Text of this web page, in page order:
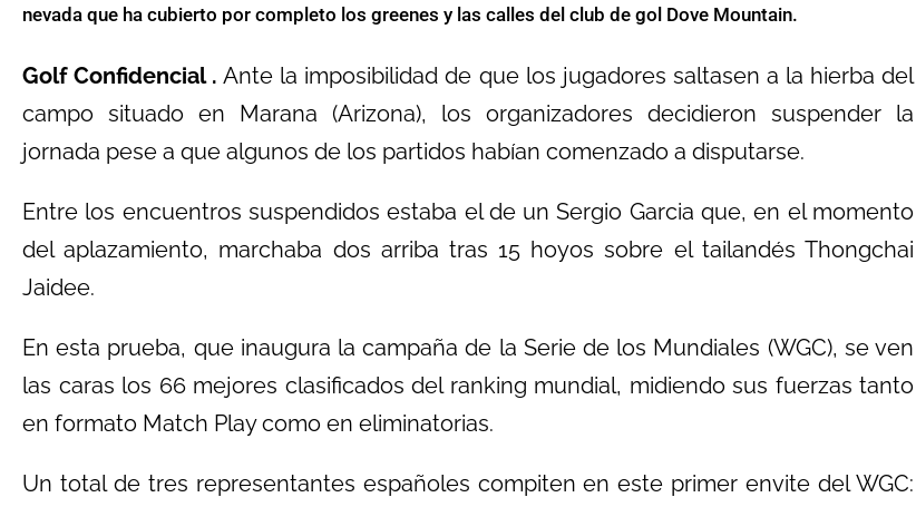
nevada que ha cubierto por completo los greenes y las calles del club de gol Dove Mountain.
Golf Confidencial . Ante la imposibilidad de que los jugadores saltasen a la hierba del
campo situado en Marana (Arizona), los organizadores decidieron suspender la
jornada pese a que algunos de los partidos habían comenzado a disputarse.
Entre los encuentros suspendidos estaba el de un Sergio Garcia que, en el momento
del aplazamiento, marchaba dos arriba tras 15 hoyos sobre el tailandés Thongchai
Jaidee.
En esta prueba, que inaugura la campaña de la Serie de los Mundiales (WGC), se ven
las caras los 66 mejores clasificados del ranking mundial, midiendo sus fuerzas tanto
en formato Match Play como en eliminatorias.
Un total de tres representantes españoles compiten en este primer envite del WGC: